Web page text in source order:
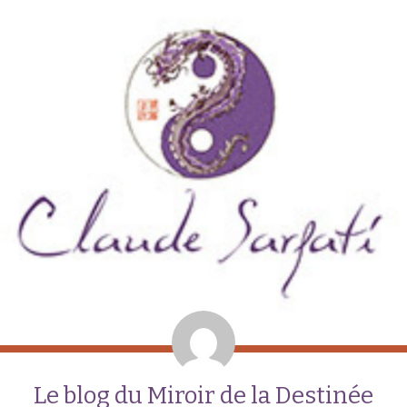
Le blog du Miroir de la Destinée